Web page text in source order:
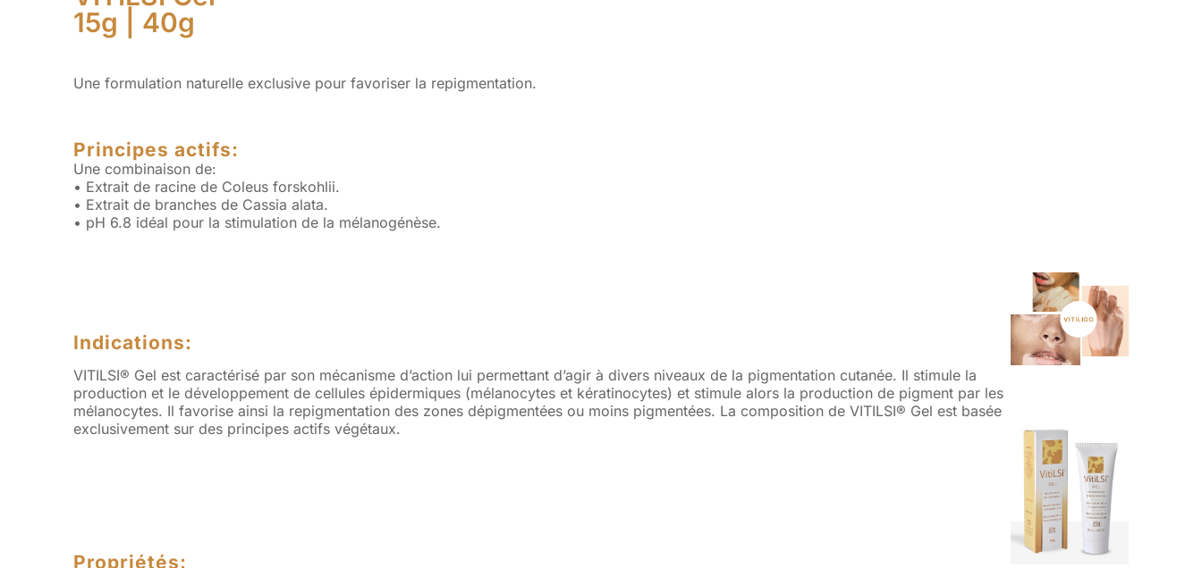
15g | 40g
Une formulation naturelle exclusive pour favoriser la repigmentation.
Principes actifs:
Une combinaison de:
• Extrait de racine de Coleus forskohlii.
• Extrait de branches de Cassia alata.
• pH 6.8 idéal pour la stimulation de la mélanogénèse.
Indications:
VITILSI® Gel est caractérisé par son mécanisme d’action lui permettant d’agir à divers niveaux de la pigmentation cutanée. Il stimule la
production et le développement de cellules épidermiques (mélanocytes et kératinocytes) et stimule alors la production de pigment par les
mélanocytes. Il favorise ainsi la repigmentation des zones dépigmentées ou moins pigmentées. La composition de VITILSI® Gel est basée
exclusivement sur des principes actifs végétaux.
Propriétés: